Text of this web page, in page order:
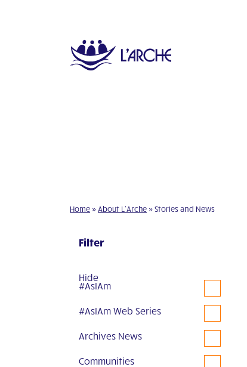
Home »About L’Arche »Stories and News
Filter
Hide
#AsIAm
#AsIAm Web Series
Archives News
Communities